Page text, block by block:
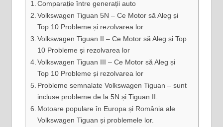
Comparație între generații auto
Volkswagen Tiguan 5N – Ce Motor să Aleg și
Top 10 Probleme și rezolvarea lor
Volkswagen Tiguan II – Ce Motor să Aleg și Top
10 Probleme și rezolvarea lor
Volkswagen Tiguan III – Ce Motor să Aleg și
Top 10 Probleme și rezolvarea lor
Probleme semnalate Volkswagen Tiguan – sunt
incluse probleme de la 5N și Tiguan II.
Motoare populare în Europa și România ale
Volkswagen Tiguan și problemele lor.